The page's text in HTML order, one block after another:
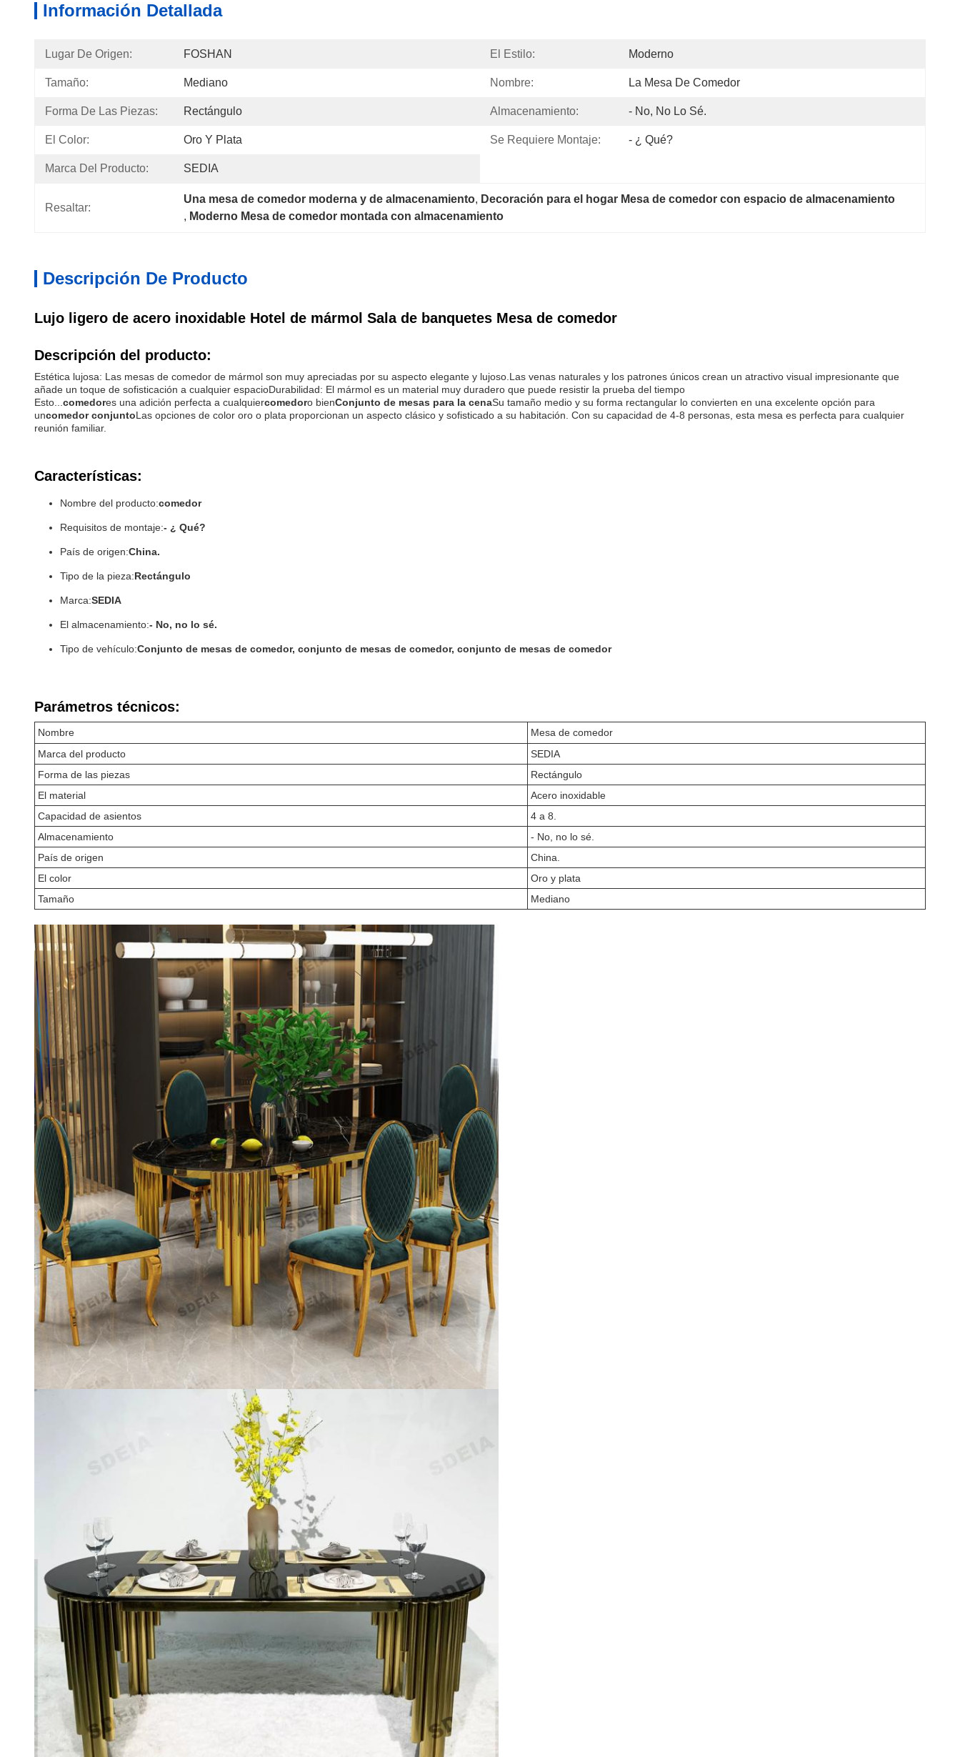
Información Detallada
Lugar De Origen: FOSHAN El Estilo: Moderno
Tamaño: Mediano Nombre: La Mesa De Comedor
Forma De Las Piezas: Rectángulo Almacenamiento: - No, No Lo Sé.
El Color: Oro Y Plata Se Requiere Montaje: - ¿ Qué?
Marca Del Producto: SEDIA
Resaltar:
Una mesa de comedor moderna y de almacenamiento, Decoración para el hogar Mesa de comedor con espacio de almacenamiento
, Moderno Mesa de comedor montada con almacenamiento
Descripción De Producto
Lujo ligero de acero inoxidable Hotel de mármol Sala de banquetes Mesa de comedor
Descripción del producto:
Estética lujosa: Las mesas de comedor de mármol son muy apreciadas por su aspecto elegante y lujoso.Las venas naturales y los patrones únicos crean un atractivo visual impresionante que
añade un toque de sofisticación a cualquier espacioDurabilidad: El mármol es un material muy duradero que puede resistir la prueba del tiempo
Esto... comedores una adición perfecta a cualquiercomedoro bienConjunto de mesas para la cenaSu tamaño medio y su forma rectangular lo convierten en una excelente opción para
uncomedor conjuntoLas opciones de color oro o plata proporcionan un aspecto clásico y sofisticado a su habitación. Con su capacidad de 4-8 personas, esta mesa es perfecta para cualquier
reunión familiar.
Características:
Nombre del producto:comedor
Requisitos de montaje:- ¿ Qué?
País de origen:China.
Tipo de la pieza:Rectángulo
Marca:SEDIA
El almacenamiento:- No, no lo sé.
Tipo de vehículo:Conjunto de mesas de comedor, conjunto de mesas de comedor, conjunto de mesas de comedor
Parámetros técnicos:
Nombre
Mesa de comedor
Marca del producto
SEDIA
Forma de las piezas
Rectángulo
El material
Acero inoxidable
Capacidad de asientos
4 a 8.
Almacenamiento
- No, no lo sé.
País de origen
China.
El color
Oro y plata
Tamaño
Mediano